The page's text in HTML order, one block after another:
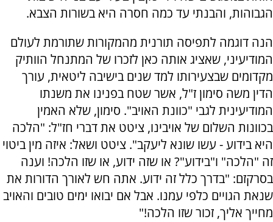
הגבוהות, והבנתי עד כמה חסרה היא בשורות הצבא.
הנה דוגמה לתפיסה תורנית מהמקורות שתורמת לעולם
המודיעיני, שאציג אותה כאן לזכרו של המתנחל הוותיק
מקדומים שבצעירותו למד שנים בישיבה ליטאית, עורך
הדין משה סימון ז"ל, אשר שטח בפנינו את משנתו
המודיעינית לגבי "כוונת האויב". סימון, שלא האמין
בכוונות השלום של אויבינו, ציטט את דברי חז"ל: "הלכה
היא בידוע - עשו שונא ליעקב". ציטט ושאל: איזה מין ביטוי
זה "הלכה" ו"בידוע"? או שזה ידוע, או שזו הלכה! וענה
בסרקזם: "בדרך כלל זה ידוע. אתה חש לאורך הדורות את
שנאת הגויים כלפי עמנו. אבל אם יבואו ימים טובים והאויב
מחייך אליך, זכור שזו הלכה!"